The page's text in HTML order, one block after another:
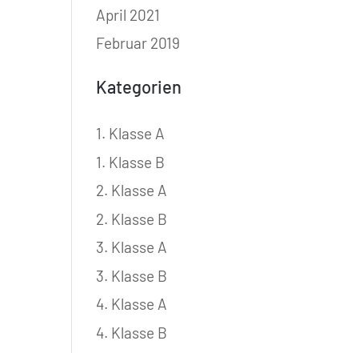
April 2021
Februar 2019
Kategorien
1. Klasse A
1. Klasse B
2. Klasse A
2. Klasse B
3. Klasse A
3. Klasse B
4. Klasse A
4. Klasse B